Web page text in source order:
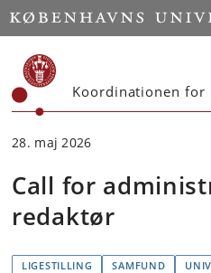
Start
Koordinationen for
28. maj 2026
Call for
redaktør
LIGESTILLING SAMFUND